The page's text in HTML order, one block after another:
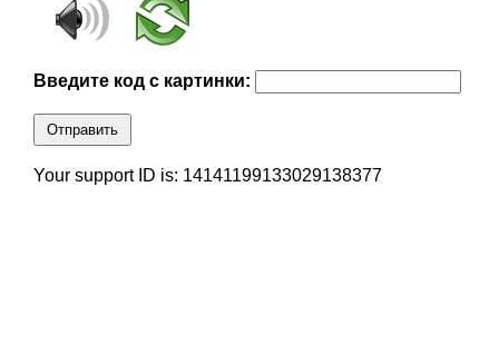
Введите код с картинки:
Отправить
Your support ID is: 14141199133029138377